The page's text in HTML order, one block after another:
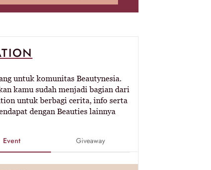
untuk komunitas Beautynesia.
kamu sudah menjadi bagian dari
untuk berbagi cerita, info serta
dengan Beauties lainnya
Event Giveaway